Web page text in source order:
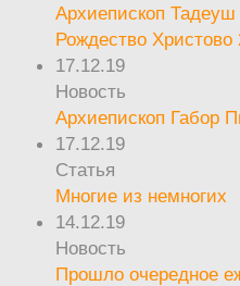
Архиепископ
Рождество Христово
17.12.19
Новость
Архиепископ Габор
17.12.19
Статья
Многие из немногих
14.12.19
Новость
Прошло очередное